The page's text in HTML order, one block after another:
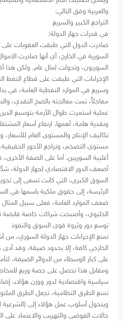
والعربية وفق التالي:
التراجع الكبير والسريع
في قدرات جهاز الدولة:
صادرت الدول التي طبقت العقوبات على
السورية في الخارج، أي أنها صادرت
السوريون، وتحولت لمال عام. ولكن
الإجراءات التي طبقت على قطاع النفط
وسريع في الموارد النفطية العامة، في
مفاجئاً، تمت معالجته بالضخ النقدي،
عملية استمرت طوال الأزمة بتوسيع
ونقدية هامة، أهمها: ارتفاع أسعار
تكاليف الإنتاج والمستوى العام للأسعار،
مستوى التضخم، وتراجع الأجور
أغلبية السوريين. أما على الضفة الأخرى،
أضعف الدور الاقتصادي لجهاز الدولة،
السوق الكبرى، التي كانت تسعى إلى
الرئيسة، إلى حقوق ملكية باسمها في
ضعف الموارد العامة، فعلى سبيل
الخليوي، وأصبحت شركات خاصة قابضة
توسع دور وثروة قوى السوق والنفوذ
تمنع الإجراءات جهاز الدولة السوري، من
الخارجي كافة، إلا بحدود ضيقة. وقد أدى
على كبار الوسطاء من الدوائر الضيقة،
ومقابل هذا تحصل على حصة وريع
سياسية واقتصادية لدور ووزن هؤلاء.
تمنع الطرق النظامية، تجعل الطرق
ويتحول أسلوب عمل هؤلاء إلى (الشرعية
حالات الفوضى والتهريب والاعتماد على